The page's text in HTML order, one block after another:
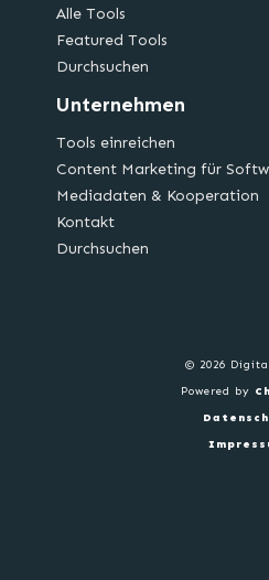
Alle Tools
Featured Tools
Durchsuchen
Unternehmen
Tools einreichen
Content Marketing für
Mediadaten & Kooperation
Kontakt
Durchsuchen
© 2026
Powered by